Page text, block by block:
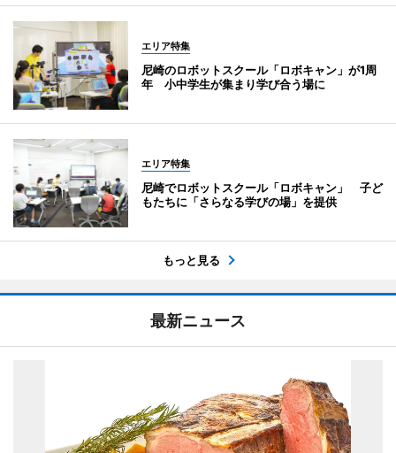
エリア特集
尼崎のロボットスクール「ロボキャン」が1周
年 小中学生が集まり学び合う場に
エリア特集
尼崎でロボットスクール「ロボキャン」 子ど
もたちに「さらなる学びの場」を提供
もっと見る
最新ニュース